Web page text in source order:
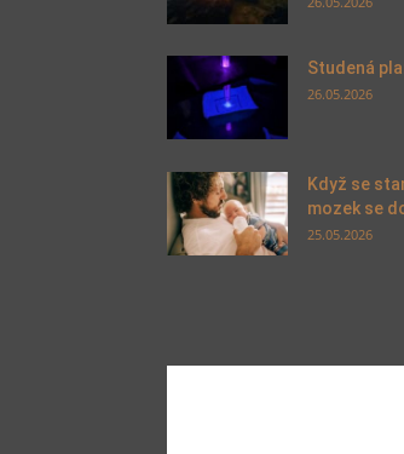
Studená
26.05.2026
Když se
mozek se
25.05.2026